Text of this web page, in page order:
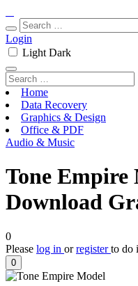
Login
Light Dark
Home
Data Recovery
Graphics & Design
Office & PDF
Audio & Music
Tone Empire
Download
0
Please log in orregisterto do
0